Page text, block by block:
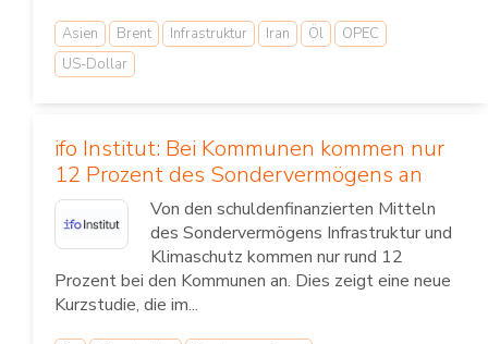
Asien Brent Infrastruktur Iran Öl
OPEC
US-Dollar
ifo Institut: Bei Kommunen kommen nur
12 Prozent des Sondervermögens an
Von den schuldenfinanzierten Mitteln
des Sondervermögens Infrastruktur und
Klimaschutz kommen nur rund 12
Prozent bei den Kommunen an. Dies zeigt eine neue
Kurzstudie, die im...